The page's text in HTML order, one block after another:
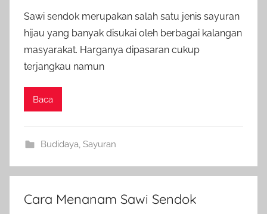
Sawi sendok merupakan salah satu jenis sayuran
hijau yang banyak disukai oleh berbagai kalangan
masyarakat. Harganya dipasaran cukup
terjangkau namun
Baca
Budidaya, Sayuran
Cara Menanam Sawi Sendok